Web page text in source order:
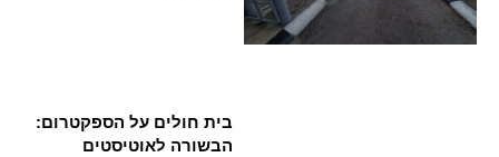
בית חולים על הספקטרום:
הבשורה לאוטיסטים